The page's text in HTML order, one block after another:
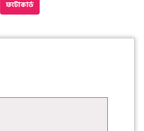
ফটোকার্ড